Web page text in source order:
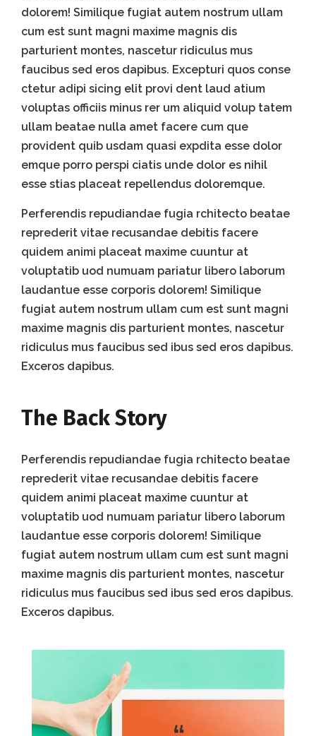
dolorem! Similique fugiat autem nostrum ullam
cum est sunt magni maxime magnis dis
parturient montes, nascetur ridiculus mus
faucibus sed eros dapibus. Excepturi quos conse
ctetur adipi sicing elit provi dent laud atium
voluptas officiis minus rer um aliquid volup tatem
ullam beatae nulla amet facere cum que
provident quib usdam quasi expdita esse dolor
emque porro perspi ciatis unde dolor es nihil
esse stias placeat repellendus doloremque.
Perferendis repudiandae fugia rchitecto beatae
reprederit vitae recusandae debitis facere
quidem animi placeat maxime cuuntur at
voluptatib uod numuam pariatur libero laborum
laudantue esse corporis dolorem! Similique
fugiat autem nostrum ullam cum est sunt magni
maxime magnis dis parturient montes, nascetur
ridiculus mus faucibus sed ibus sed eros dapibus.
Exceros dapibus.
The Back Story
Perferendis repudiandae fugia rchitecto beatae
reprederit vitae recusandae debitis facere
quidem animi placeat maxime cuuntur at
voluptatib uod numuam pariatur libero laborum
laudantue esse corporis dolorem! Similique
fugiat autem nostrum ullam cum est sunt magni
maxime magnis dis parturient montes, nascetur
ridiculus mus faucibus sed ibus sed eros dapibus.
Exceros dapibus.